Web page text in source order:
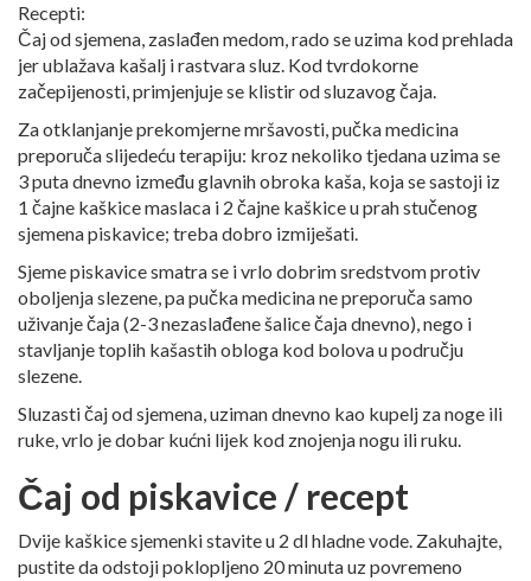
Recepti:
Čaj od sjemena, zaslađen medom, rado se uzima kod prehlada
jer ublažava kašalj i rastvara sluz. Kod tvrdokorne
začepijenosti, primjenjuje se klistir od sluzavog čaja.
Za otklanjanje prekomjerne mršavosti, pučka medicina
preporuča slijedeću terapiju: kroz nekoliko tjedana uzima se
3 puta dnevno između glavnih obroka kaša, koja se sastoji iz
1 čajne kaškice maslaca i 2 čajne kaškice u prah stučenog
sjemena piskavice; treba dobro izmiješati.
Sjeme piskavice smatra se i vrlo dobrim sredstvom protiv
oboljenja slezene, pa pučka medicina ne preporuča samo
uživanje čaja (2-3 nezaslađene šalice čaja dnevno), nego i
stavljanje toplih kašastih obloga kod bolova u području
slezene.
Sluzasti čaj od sjemena, uziman dnevno kao kupelj za noge ili
ruke, vrlo je dobar kućni lijek kod znojenja nogu ili ruku.
Čaj od piskavice / recept
Dvije kaškice sjemenki stavite u 2 dl hladne vode. Zakuhajte,
pustite da odstoji poklopljeno 20 minuta uz povremeno